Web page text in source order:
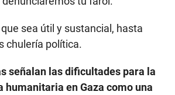
sea útil y sustancial, hasta
chulería política.
señalan las dificultades para la
humanitaria en Gaza como una